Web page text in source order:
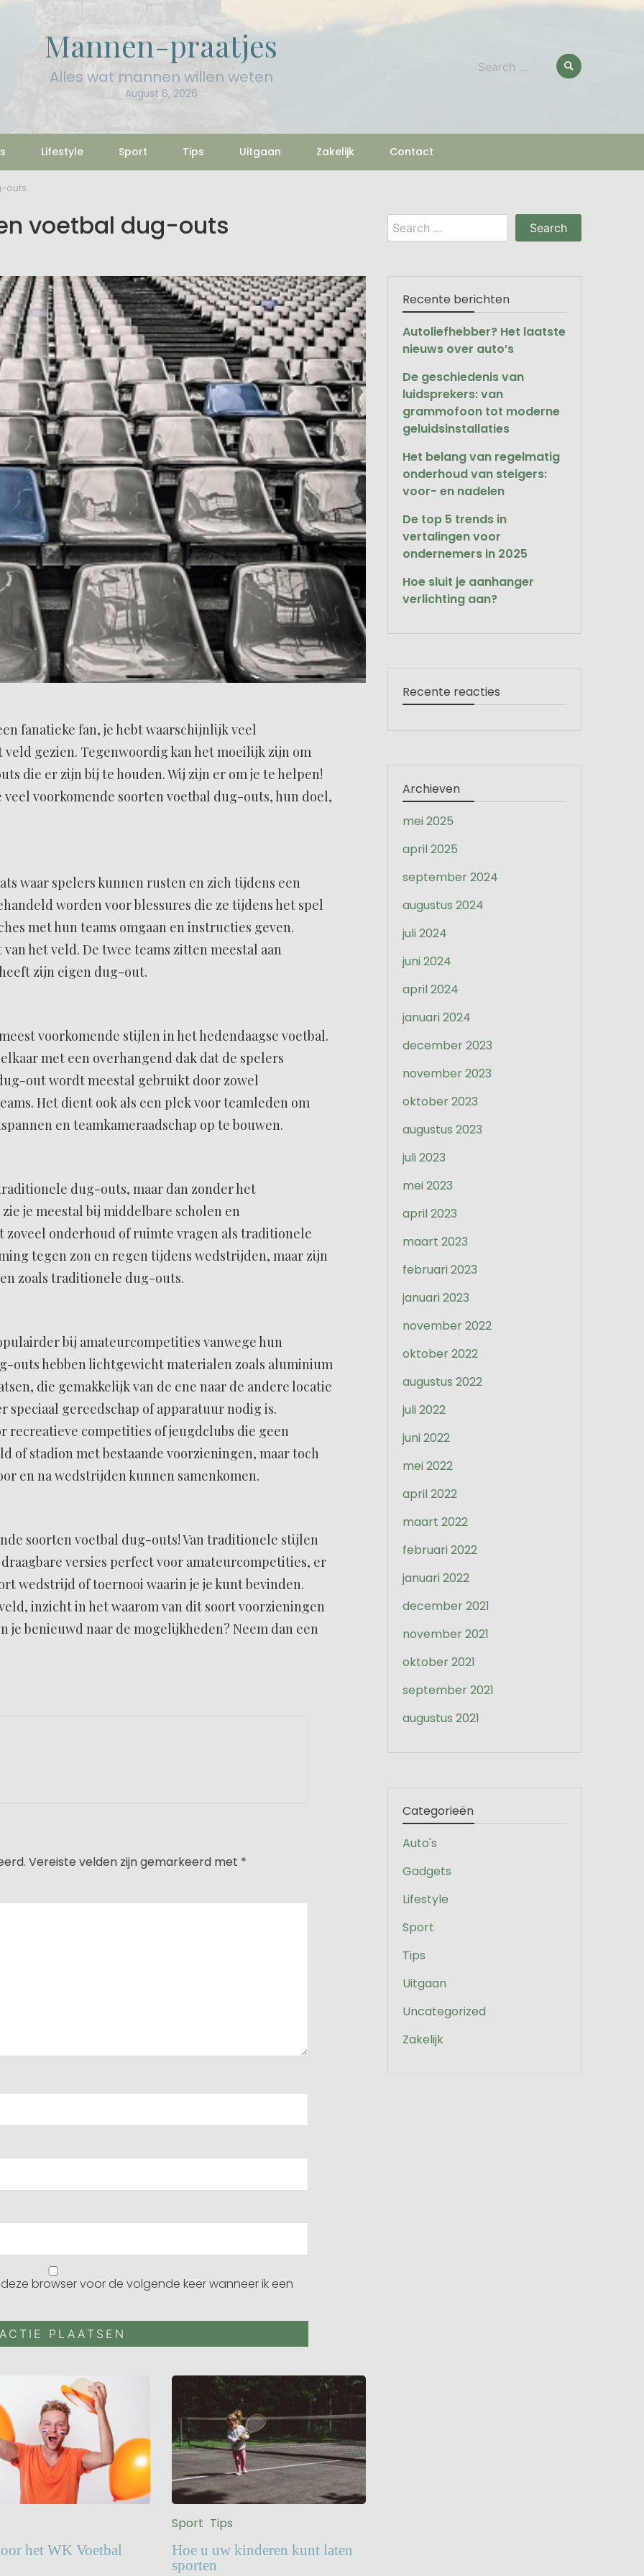
Mannen-praatjes
Alles wat mannen willen weten
August 6, 2026
Search
Lifestyle Sport Tips Uitgaan Zakelijk Contact
outs
voetbal dug-outs
fanatieke fan, je hebt waarschijnlijk veel
gezien. Tegenwoordig kan het moeilijk zijn om
die er zijn bij te houden. Wij zijn er om je te helpen!
voorkomende soorten voetbal dug-outs, hun doel,
waar spelers kunnen rusten en zich tijdens een
worden voor blessures die ze tijdens het spel
met hun teams omgaan en instructies geven.
het veld. De twee teams zitten meestal aan
zijn eigen dug-out.
voorkomende stijlen in het hedendaagse voetbal.
met een overhangend dak dat de spelers
out wordt meestal gebruikt door zowel
Het dient ook als een plek voor teamleden om
en teamkameraadschap op te bouwen.
dug-outs, maar dan zonder het
je meestal bij middelbare scholen en
onderhoud of ruimte vragen als traditionele
tegen zon en regen tijdens wedstrijden, maar zijn
zoals traditionele dug-outs.
bij amateurcompetities vanwege hun
outs hebben lichtgewicht materialen zoals aluminium
die gemakkelijk van de ene naar de andere locatie
gereedschap of apparatuur nodig is.
recreatieve competities of jeugdclubs die geen
of stadion met bestaande voorzieningen, maar toch
en na wedstrijden kunnen samenkomen.
soorten voetbal dug-outs! Van traditionele stijlen
versies perfect voor amateurcompetities, er
wedstrijd of toernooi waarin je je kunt bevinden.
inzicht in het waarom van dit soort voorzieningen
je benieuwd naar de mogelijkheden? Neem dan een
Vereiste velden zijn gemarkeerd met *
browser voor de volgende keer wanneer ik een
het WK Voetbal
Sport Tips
Hoe u uw kinderen kunt laten
sporten
Search
for:
Recente berichten
Autoliefhebber? Het laatste
nieuws over auto’s
De geschiedenis van
luidsprekers: van
grammofoon tot moderne
geluidsinstallaties
Het belang van regelmatig
onderhoud van steigers:
voor- en nadelen
De top 5 trends in
vertalingen voor
ondernemers in 2025
Hoe sluit je aanhanger
verlichting aan?
Recente reacties
Archieven
mei 2025
april 2025
september 2024
augustus 2024
juli 2024
juni 2024
april 2024
januari 2024
december 2023
november 2023
oktober 2023
augustus 2023
juli 2023
mei 2023
april 2023
maart 2023
februari 2023
januari 2023
november 2022
oktober 2022
augustus 2022
juli 2022
juni 2022
mei 2022
april 2022
maart 2022
februari 2022
januari 2022
december 2021
november 2021
oktober 2021
september 2021
augustus 2021
Categorieën
Auto's
Gadgets
Lifestyle
Sport
Tips
Uitgaan
Uncategorized
Zakelijk